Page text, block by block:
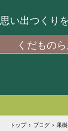
くだもの
思い出つくり
トップ › ブログ › 果